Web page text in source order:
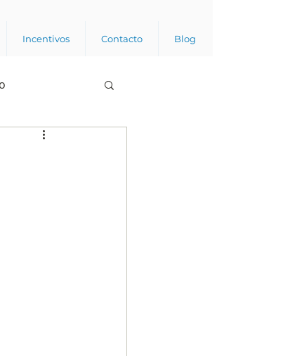
Incentivos Contacto Blog
analytics